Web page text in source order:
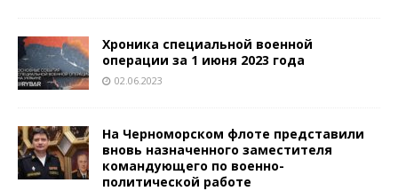
Хроника специальной военной
операции за 1 июня 2023 года
02.06.2023
На Черноморском флоте представили
вновь назначенного заместителя
командующего по военно-
политической работе